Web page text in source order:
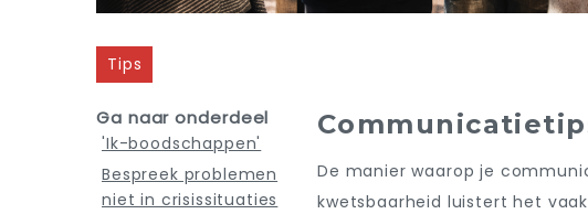
Tips
Ga naar onderdeel
'Ik-boodschappen'
Bespreek problemen
niet in crisissituaties
De manier waarop je
kwetsbaarheid luistert het